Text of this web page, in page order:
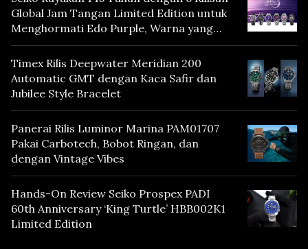
Global Jam Tangan Limited Edition untuk
Menghormati Edo Purple, Warna yang
Mencerminkan Warisan Tokyo
Timex Rilis Deepwater Meridian 200
Automatic GMT dengan Kaca Safir dan
Jubilee Style Bracelet
Panerai Rilis Luminor Marina PAM01707
Pakai Carbotech, Bobot Ringan, dan
dengan Vintage Vibes
Hands-On Review Seiko Prospex PADI
60th Anniversary ‘King Turtle’ HBB002K1
Limited Edition